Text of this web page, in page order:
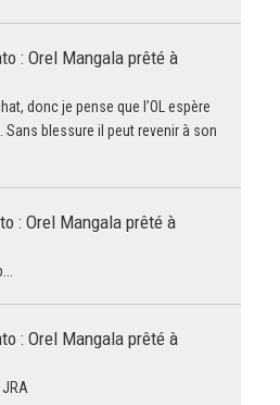
: Orel Mangala prêté à
donc je pense que l’OL espère
Sans blessure il peut revenir à son
: Orel Mangala prêté à
: Orel Mangala prêté à